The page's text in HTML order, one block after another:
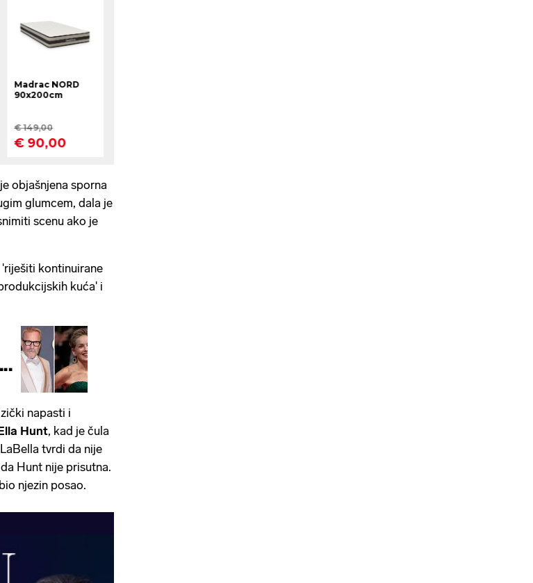
objašnjena sporna
glumcem, dala je
scenu ako je
kontinuirane
kuća' i
napasti i
Hunt, kad je čula
tvrdi da nije
Hunt nije prisutna.
njezin posao.